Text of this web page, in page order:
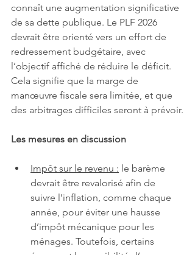
connaît une augmentation significative
de sa dette publique. Le PLF 2026
devrait être orienté vers un effort de
redressement budgétaire, avec
l’objectif affiché de réduire le déficit.
Cela signifie que la marge de
manœuvre fiscale sera limitée, et que
des arbitrages difficiles seront à prévoir.
Les mesures en discussion
Impôt sur le revenu : le barème
devrait être revalorisé afin de
suivre l’inflation, comme chaque
année, pour éviter une hausse
d’impôt mécanique pour les
ménages. Toutefois, certains